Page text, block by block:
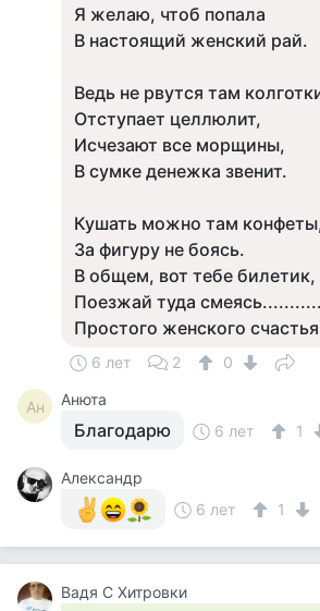
Я желаю, чтоб попала
В настоящий женский рай.
Ведь не рвутся там
Отступает целлюлит,
Исчезают все морщины,
В сумке денежка звенит.
Кушать можно там
За фигуру не боясь.
В общем, вот тебе билетик,
Поезжай туда
Простого женского
6 лет 2 0
Ан Анюта
Благодарю 6 лет 1
Александр
6 лет
1
Вадя С Хитровки